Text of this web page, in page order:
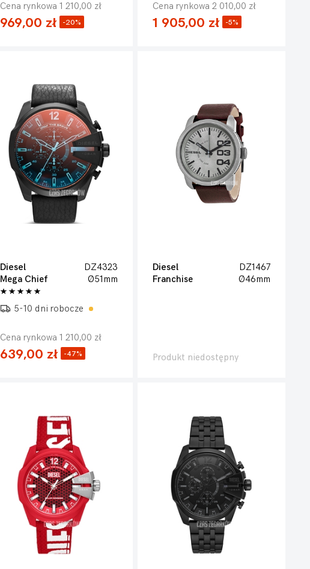
Cena rynkowa 1 210,00 zł
969,00 zł -20%
Cena rynkowa 2 010,00 zł
1 905,00 zł -5%
Diesel
DZ4323
Mega Chief
Ø51mm
5-10 dni robocze
Cena rynkowa 1 210,00 zł
639,00 zł -47%
Diesel
DZ1467
Franchise
Ø46mm
Produkt niedostępny